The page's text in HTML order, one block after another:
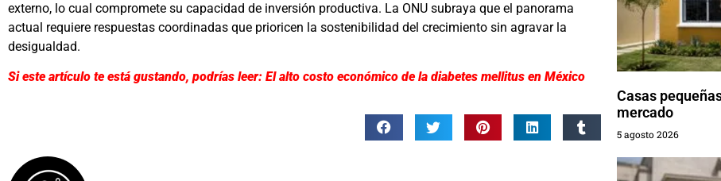
externo, lo cual compromete su capacidad de inversión productiva. La ONU subraya que el panorama
actual requiere respuestas coordinadas que prioricen la sostenibilidad del crecimiento sin agravar la
desigualdad.
Si este artículo te está gustando, podrías leer: El alto costo económico de la diabetes mellitus en México
Casas
mercado
5 agosto 2026